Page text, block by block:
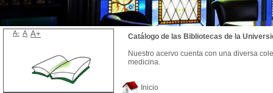
Inicio
Catálogo de las Bibliotecas de la
Nuestro acervo cuenta con una diversa
medicina.
A- A A+